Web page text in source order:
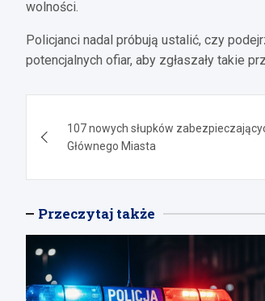
wolności.
Policjanci nadal próbują ustalić, czy
potencjalnych ofiar, aby zgłaszały takie
wpisu
107 nowych słupków
Głównego Miasta
Przeczytaj także